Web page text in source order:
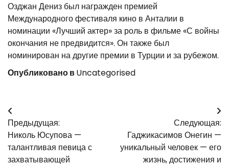
Озджан Дениз был награжден премией
Международного фестиваля кино в Анталии в
номинации «Лучший актер» за роль в фильме «С войны
окончания не предвидится». Он также был
номинирован на другие премии в Турции и за рубежом.
Опубликовано вUncategorised
Навигация
по
записям
Предыдущая:
Николь Юсупова —
талантливая певица с
захватывающей
Следующая:
Гаджикасимов Онегин —
уникальный человек — его
жизнь, достижения и